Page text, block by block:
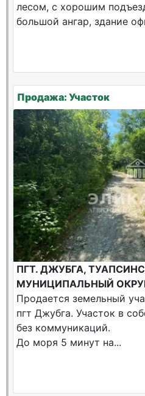
лесом, с хорошим
большой ангар, здание
Продажа: Участок
ПГТ. ДЖУБГА,
МУНИЦИПАЛЬНЫЙ
Продается земельный
пгт Джубга. Участок в
без коммуникаций.
До моря 5 минут на...